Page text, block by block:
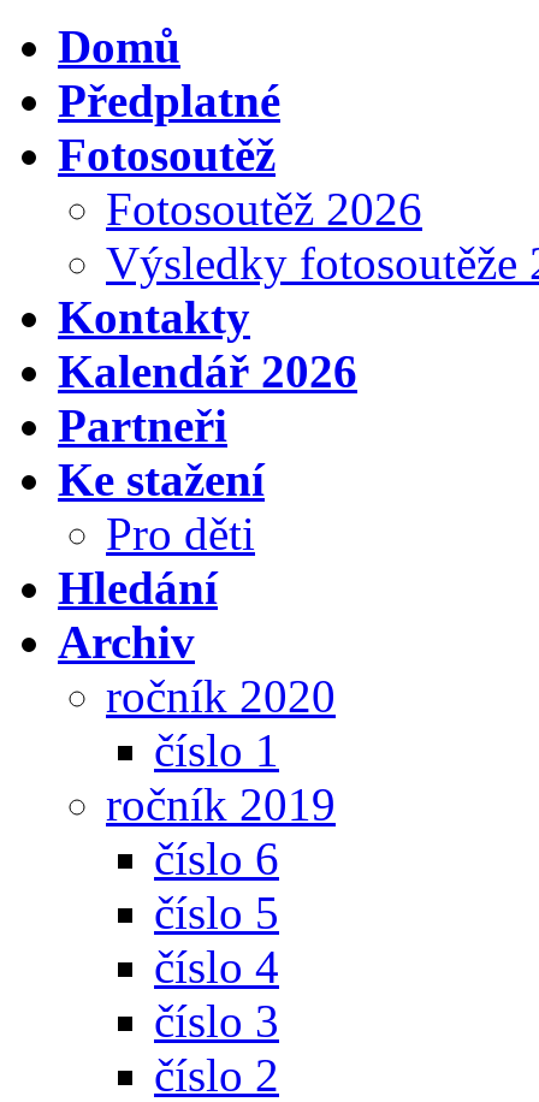
Domů
Předplatné
Fotosoutěž
Fotosoutěž 2026
Výsledky fotosoutěže
Kontakty
Kalendář 2026
Partneři
Ke stažení
Pro děti
Hledání
Archiv
ročník 2020
číslo 1
ročník 2019
číslo 6
číslo 5
číslo 4
číslo 3
číslo 2